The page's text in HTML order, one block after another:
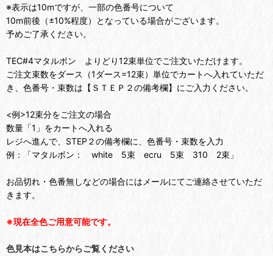
※表示は10mですが、一部の色番号について
10m前後（±10%程度）となっている場合がございます。
予めご了承ください。
TEC#4マタルボン よりどり12束単位でご注文いただけます。
ご注文束数をダース（1ダース=12束）単位でカートへ入れていただ
き、色番号・束数は【ＳＴＥＰ２の備考欄】にご入力ください。
<例>12束分をご注文の場合
数量「1」をカートへ入れる
レジへ進んで、STEP２の備考欄に、色番号・束数を入力
例：「マタルボン： white 5束 ecru 5束 310 2束」
お品切れ・色番無しなどの場合にはメールにてご連絡させていただ
きます。
※現在全色ご用意可能です。
色見本はこちらからご覧ください